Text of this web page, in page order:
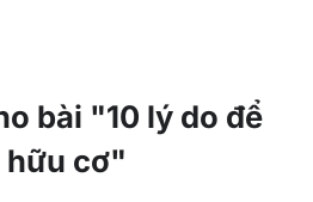
bài "10 lý do để
hữu cơ"